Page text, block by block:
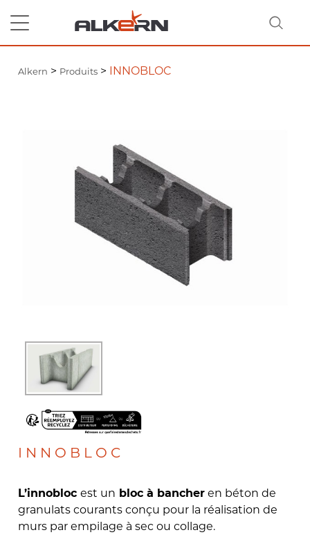
Alkern > Produits > INNOBLOC
INNOBLOC
L’innoblocest un bloc à bancher en béton de
granulats courants conçu pour la réalisation de
murs par empilage à sec ou collage.